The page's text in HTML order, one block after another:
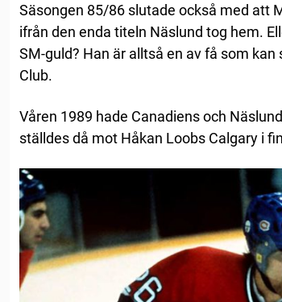
Säsongen 85/86 slutade också med att
ifrån den enda titeln Näslund tog hem.
SM-guld? Han är alltså en av få som
Club.
Våren 1989 hade Canadiens och
ställdes då mot Håkan Loobs Calgary i